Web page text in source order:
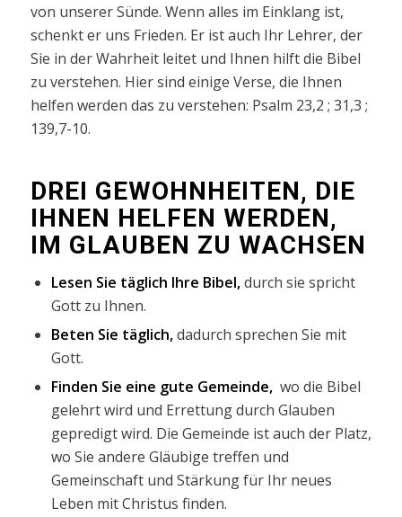
von unserer Sünde. Wenn alles im Einklang ist,
schenkt er uns Frieden. Er ist auch Ihr Lehrer, der
Sie in der Wahrheit leitet und Ihnen hilft die Bibel
zu verstehen. Hier sind einige Verse, die Ihnen
helfen werden das zu verstehen: Psalm 23,2 ; 31,3 ;
139,7-10.
DREI GEWOHNHEITEN, DIE
IHNEN HELFEN WERDEN,
IM GLAUBEN ZU WACHSEN
Lesen Sie täglich Ihre Bibel,durch sie spricht
Gott zu Ihnen.
Beten Sie täglich,dadurch sprechen Sie mit
Gott.
Finden Sie eine gute Gemeinde, wo die Bibel
gelehrt wird und Errettung durch Glauben
gepredigt wird. Die Gemeinde ist auch der Platz,
wo Sie andere Gläubige treffen und
Gemeinschaft und Stärkung für Ihr neues
Leben mit Christus finden.